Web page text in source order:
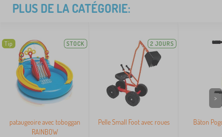
PLUS DE LA CATÉGORIE:
Tip STOCK
pataugeoire avec toboggan
RAINBOW
2 JOURS
Pelle Small Foot avec roues Bâton
>